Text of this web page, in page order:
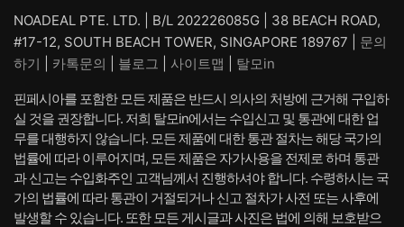
격:
₩ 105,600.
격:
₩
NOADEAL PTE. LTD. | B/L 202226085G | 38 BEACH ROAD,
#17-12, SOUTH BEACH TOWER, SINGAPORE 189767 | 문의
하기
카톡문의 블로그 사이트맵 탈모in
핀페시아를 포함한 모든 제품은 반드시 의사의 처방에 근거해 구입하
실 것을 권장합니다. 저희 탈모in에서는 수입신고 및 통관에 대한 업
무를 대행하지 않습니다. 모든 제품에 대한 통관 절차는 해당 국가의
법률에 따라 이루어지며, 모든 제품은 자가사용을 전제로 하며 통관
과 신고는 수입화주인 고객님께서 진행하셔야 합니다. 수령하시는 국
가의 법률에 따라 통관이 거절되거나 신고 절차가 사전 또는 사후에
발생할 수 있습니다. 또한 모든 게시글과 사진은 법에 의해 보호받으